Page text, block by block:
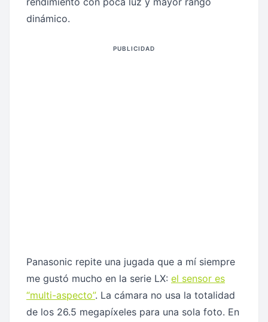
dinámico.
PUBLICIDAD
Panasonic repite una jugada que a mí siempre
me gustó mucho en la serie LX: el sensor es
“multi-aspecto”. La cámara no usa la totalidad
de los 26.5 megapíxeles para una sola foto. En